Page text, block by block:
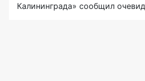
Калининграда» сообщил